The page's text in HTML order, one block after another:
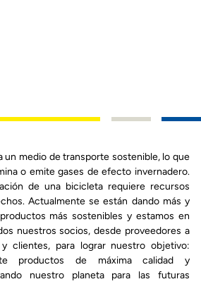
un medio de transporte sostenible, lo que
o emite gases de efecto invernadero.
de una bicicleta requiere recursos
Actualmente se están dando más y
más sostenibles y estamos en
nuestros socios, desde proveedores a
y clientes, para lograr nuestro objetivo:
productos de máxima calidad y
nuestro planeta para las futuras